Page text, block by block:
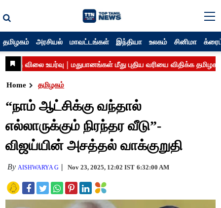
தமிழகம் அரசியல் மாவட்டங்கள் இந்தியா உலகம் சினிமா
Home தமிழகம்
“நாம் ஆட்சிக்கு வந்தால்
எல்லாருக்கும் நிரந்தர வீடு”-
விஜய்யின் அசத்தல் வாக்குறுதி
By AISHWARYA G Nov 23, 2025, 12:02 IST 6:32:00 AM